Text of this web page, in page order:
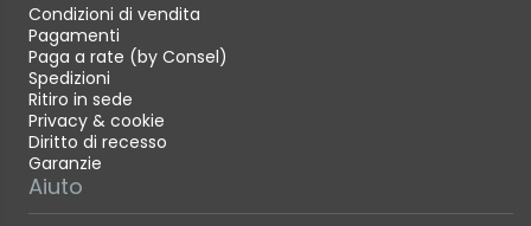
Condizioni di vendita
Pagamenti
Paga a rate (by Consel)
Spedizioni
Ritiro in sede
Privacy & cookie
Diritto di recesso
Garanzie
Aiuto